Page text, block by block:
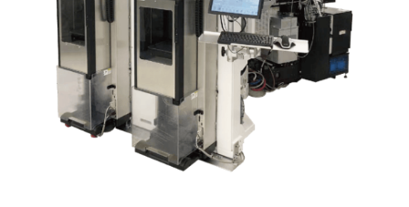
OCT干涉仪单元
OCT扫描系统
离线 IV 测试仪
光能评价设备
湿法设备
立式炉管设备
离子注入设备
GD-MS / ICP-MS
X射线晶体定向仪
硅片硅块厚度
半导体设备用光源
Holoeye空间光调制器
耗材售后/维修/校准
ECV配件
等离子体局部废气处理设备